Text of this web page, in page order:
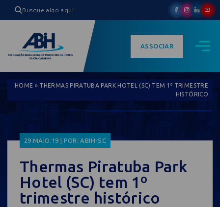
ASSOCIAR
HOME » THERMAS PIRATUBA PARK HOTEL (SC) TEM 1º TRIMESTRE
HISTÓRICO
29.MAIO.19 | POR: ABIH-SC
Thermas Piratuba Park
Hotel (SC) tem 1º
trimestre histórico